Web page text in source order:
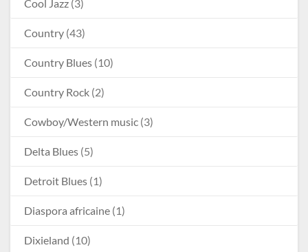
Cool Jazz (3)
Country (43)
Country Blues (10)
Country Rock (2)
Cowboy/Western music (3)
Delta Blues (5)
Detroit Blues (1)
Diaspora africaine (1)
Dixieland (10)